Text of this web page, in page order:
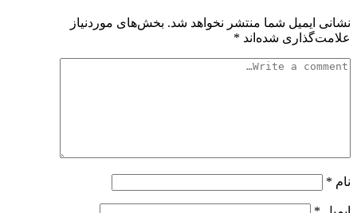
نشانی ایمیل شما منتشر نخواهد شد. بخش‌های موردنیاز
علامت‌گذاری شده‌اند *
نام *